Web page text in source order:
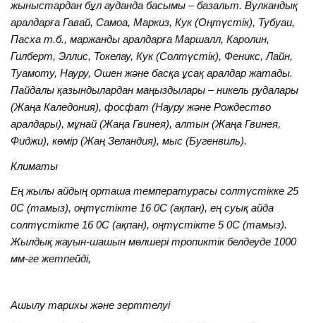
жыныстардан бұл ауданда басымы – базальт. Вулкандық
аралдарға Гавай, Самоа, Маркиз, Кук (Оңтүстік), Тубуаи,
Пасха т.б., маржанды аралдарға Маршалл, Каролин,
Гилберт, Эллис, Токелау, Кук (Солтүстік), Феникс, Лайн,
Туамоту, Науру, Ошен және басқа ұсақ аралдар жатады.
Пайдалы қазындылардан маңыздылары – никель рудалары
(Жаңа Каледония), фосфат (Науру және Рождество
аралдары), мұнай (Жаңа Гвинея), алтын (Жаңа Гвинея,
Фиджи), көмір (Жаң Зеландия), мыс (Бугенвиль).
Климаты
Ең жылы айдың орташа температурасы солтүстікке 25
0С (тамыз), оңтүстікте 16 0С (ақпан), ең суық айда
солтүстікте 16 0С (ақпан), оңтүстікте 5 0С (тамыз).
Жылдық жауын-шашын мөлшері тропиктік белдеуде 1000
мм-ге жетпейді,
Ашылу тарихы және зерттелуі